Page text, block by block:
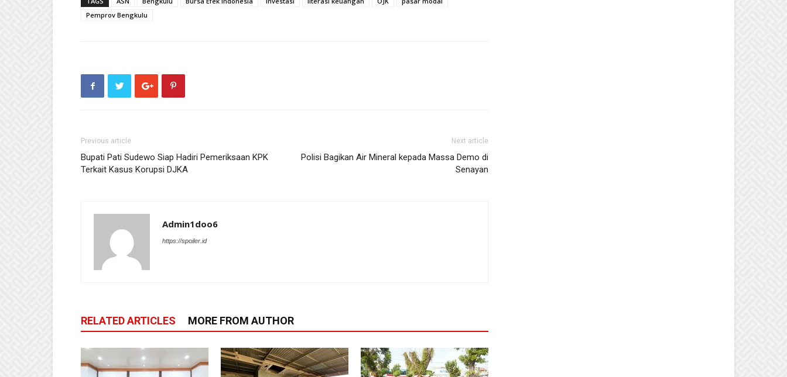
Pemprov Bengkulu
Previous article
Bupati Pati Sudewo Siap Hadiri Pemeriksaan KPK
Terkait Kasus Korupsi DJKA
Next article
Polisi Bagikan Air Mineral kepada Massa Demo di
Senayan
Admin1doo6
https://spoiler.id
RELATED ARTICLES MORE FROM AUTHOR